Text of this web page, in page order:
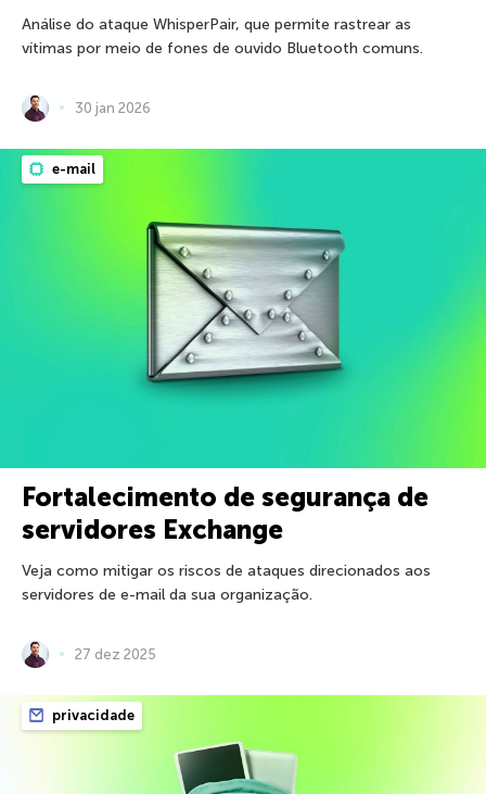
Análise do ataque WhisperPair, que permite rastrear as
vítimas por meio de fones de ouvido Bluetooth comuns.
30 jan 2026
e-mail
Fortalecimento de segurança de
servidores Exchange
Veja como mitigar os riscos de ataques direcionados aos
servidores de e-mail da sua organização.
27 dez 2025
privacidade